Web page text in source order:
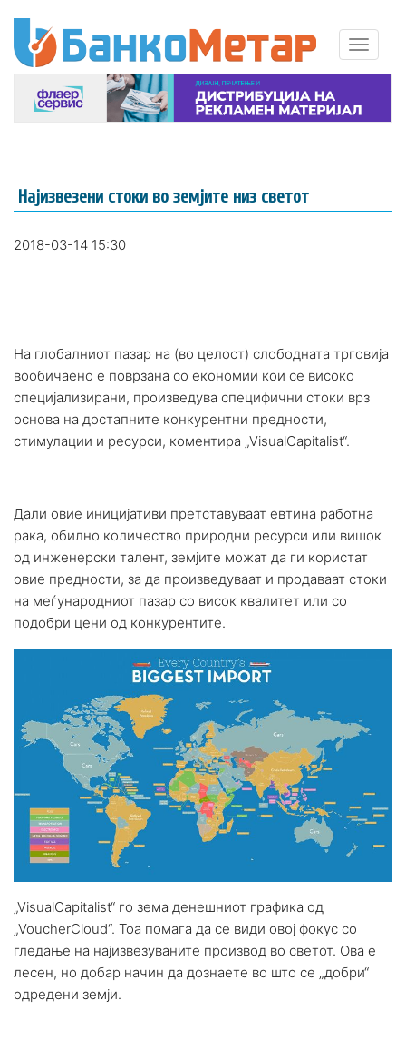
Најизвезени стоки во земјите низ светот
2018-03-14 15:30
На глобалниот пазар на (во целост) слободната трговија
вообичаено е поврзана со економии кои се високо
специјализирани, произведува специфични стоки врз
основа на достапните конкурентни предности,
стимулации и ресурси, коментира „VisualCapitalist“.
Дали овие иницијативи претставуваат евтина работна
рака, обилно количество природни ресурси или вишок
од инженерски талент, земјите можат да ги користат
овие предности, за да произведуваат и продаваат стоки
на меѓународниот пазар со висок квалитет или со
подобри цени од конкурентите.
„VisualCapitalist“ го зема денешниот графика од
„VoucherCloud“. Тоа помага да се види овој фокус со
гледање на најизвезуваните производ во светот. Ова е
лесен, но добар начин да дознаете во што се „добри“
одредени земји.